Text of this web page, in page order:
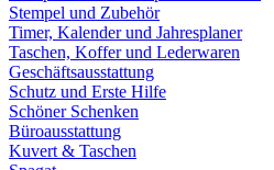
Stempel und Zubehör
Timer, Kalender und Jahresplaner
Taschen, Koffer und Lederwaren
Geschäftsausstattung
Schutz und Erste Hilfe
Schöner Schenken
Büroausstattung
Kuvert & Taschen